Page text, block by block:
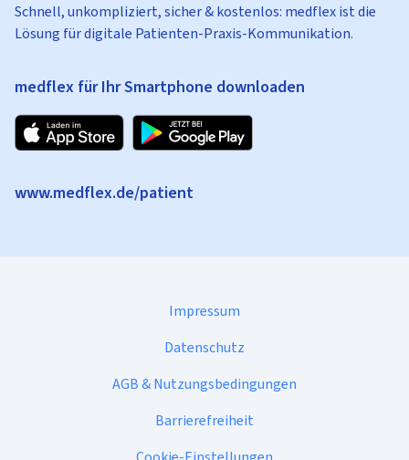
Schnell, unkompliziert, sicher & kostenlos: medflex ist die
Lösung für digitale Patienten-Praxis-Kommunikation.
medflex für Ihr Smartphone downloaden
www.medflex.de/patient
Impressum
Datenschutz
AGB & Nutzungsbedingungen
Barrierefreiheit